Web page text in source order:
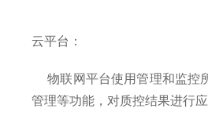
云平台：
物联网平台使用管理和监控
管理等功能，对质控结果进行应